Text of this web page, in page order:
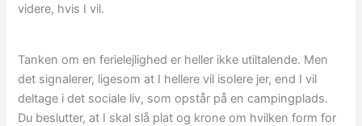
videre, hvis I vil.
Tanken om en ferielejlighed er heller ikke utiltalende. Men
det signalerer, ligesom at I hellere vil isolere jer, end I vil
deltage i det sociale liv, som opstår på en campingplads.
Du beslutter, at I skal slå plat og krone om hvilken form for